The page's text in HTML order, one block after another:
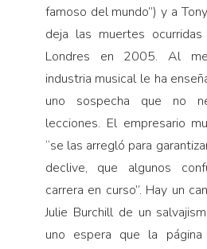
famoso del mundo”) y a
deja las muertes
Londres en 2005. Al
industria musical le ha
uno sospecha que no
lecciones. El empresario
“se las arregló para
declive, que algunos
carrera en curso”. Hay un
Julie Burchill de un
uno espera que la